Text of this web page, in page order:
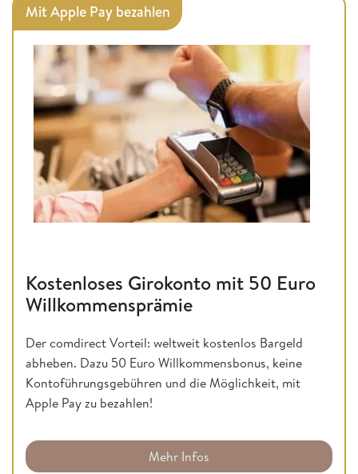
Mit Apple Pay bezahlen
Kostenloses Girokonto mit 50 Euro
Willkommensprämie
Der comdirect Vorteil: weltweit kostenlos Bargeld
abheben. Dazu 50 Euro Willkommensbonus, keine
Kontoführungsgebühren und die Möglichkeit, mit
Apple Pay zu bezahlen!
Mehr Infos